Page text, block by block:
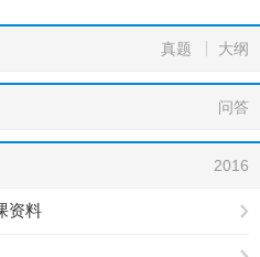
真题 大纲
问答
2016
资料